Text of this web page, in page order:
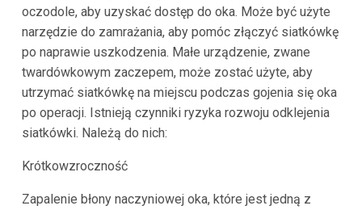
oczodole, aby uzyskać dostęp do oka. Może być użyte
narzędzie do zamrażania, aby pomóc złączyć siatkówkę
po naprawie uszkodzenia. Małe urządzenie, zwane
twardówkowym zaczepem, może zostać użyte, aby
utrzymać siatkówkę na miejscu podczas gojenia się oka
po operacji. Istnieją czynniki ryzyka rozwoju odklejenia
siatkówki. Należą do nich:
Krótkowzroczność
Zapalenie błony naczyniowej oka, które jest jedną z